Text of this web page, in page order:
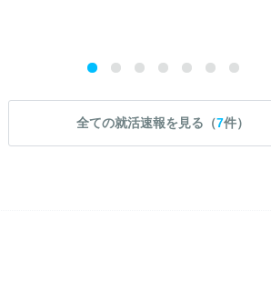
全ての就活速報を見る（7件）